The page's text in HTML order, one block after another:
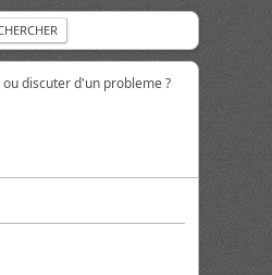
discuter d'un probleme ?